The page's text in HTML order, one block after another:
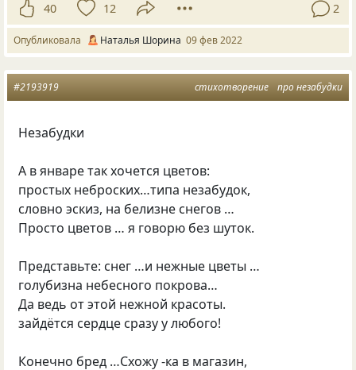
40 12 2
Опубликовала Наталья Шорина 09 фев 2022
стихотворение про незабудки
#2193919
Незабудки
А в январе так хочется цветов:
простых неброских…типа незабудок,
словно эскиз, на белизне снегов …
Просто цветов … я говорю без шуток.
Представьте: снег …и нежные цветы …
голубизна небесного покрова…
Да ведь от этой нежной красоты.
зайдётся сердце сразу у любого!
Конечно бред …Схожу -ка в магазин,